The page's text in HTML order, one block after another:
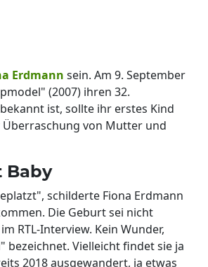
Erdmann sein. Am 9. September
(2007) ihren 32.
ist, sollte ihr erstes Kind
von Mutter und
Baby
schilderte Fiona Erdmann
Die Geburt sei nicht
RTL-Interview. Kein Wunder,
bezeichnet. Vielleicht findet sie ja
2018 ausgewandert, ja etwas